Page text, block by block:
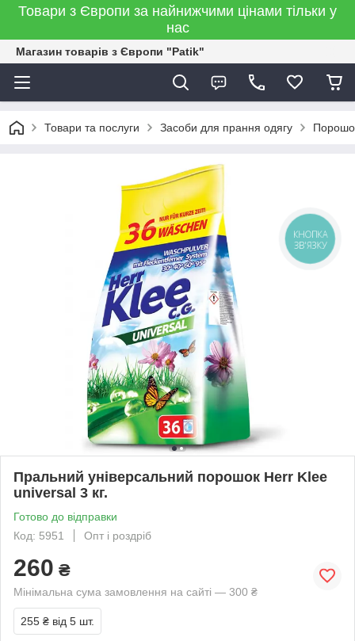
Товари з Європи за найнижчими цінами тільки у
нас
Магазин товарів з Європи "Patik"
Товари та послуги Засоби для прання одягу
Пральний універсальний порошок Herr Klee
universal 3 кг.
Готово до відправки
Код: 5951
Опт і роздріб
260 ₴
Мінімальна сума замовлення на сайті — 300 ₴
255 ₴ від 5 шт.
КНОПКА
ЗВ'ЯЗКУ